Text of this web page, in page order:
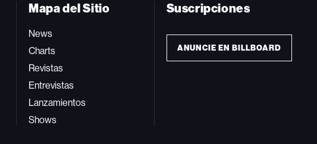
Mapa del Sitio
News
Charts
Revistas
Entrevistas
Lanzamientos
Shows
Suscripciones
ANUNCIE EN BILLBOARD